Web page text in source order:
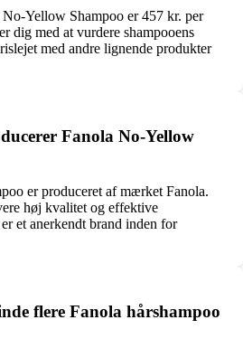
Yellow Shampoo er 457 kr. per
dig med at vurdere shampooens
med andre lignende produkter
Fanola No-Yellow
er produceret af mærket Fanola.
høj kvalitet og effektive
et anerkendt brand inden for
flere Fanola hårshampoo